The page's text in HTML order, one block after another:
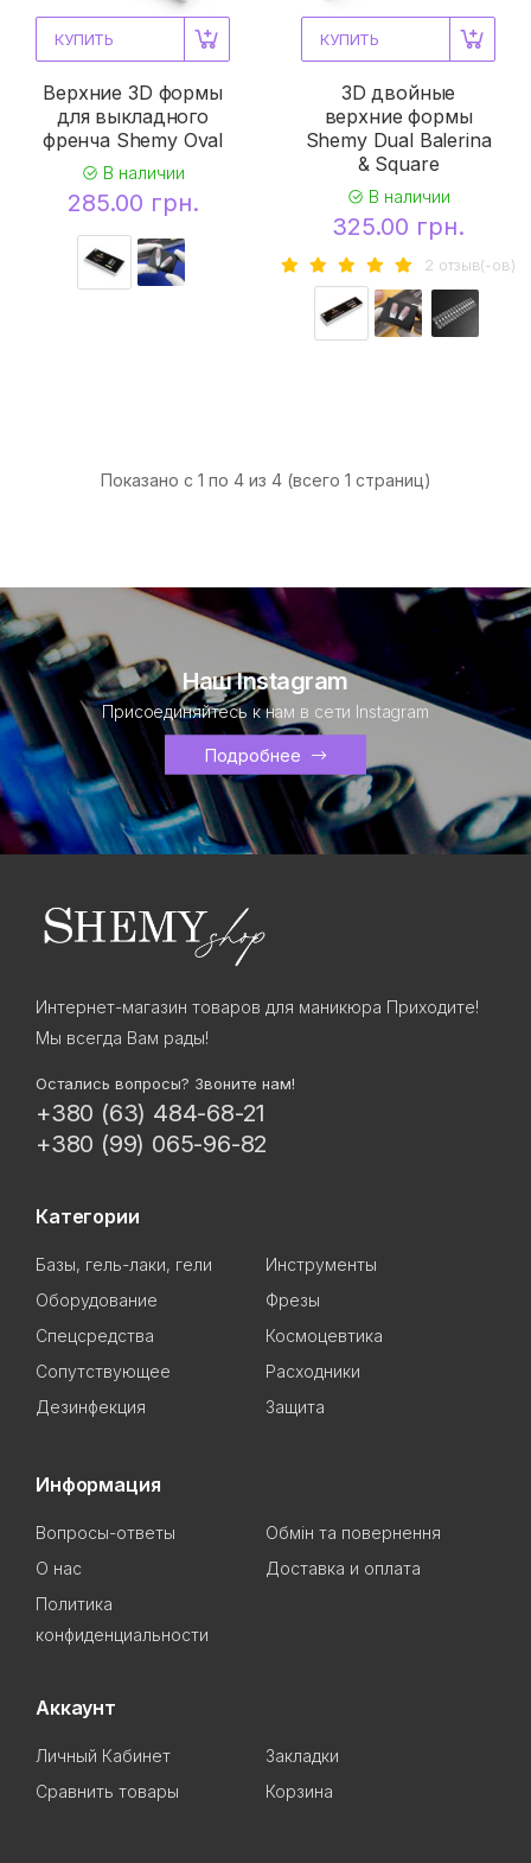
КУПИТЬ
Верхние 3D формы
для выкладного
френча Shemy Oval
В наличии
285.00 грн.
КУПИТЬ
3D двойные
верхние формы
Shemy Dual Balerina
& Square
В наличии
325.00 грн.
2 отзыв(-ов)
Показано с 1 по 4 из 4 (всего 1 страниц)
Наш Instagram
Присоединяйтесь к нам в сети Instagram
Подробнее
Интернет-магазин товаров для маникюра Приходите!
Мы всегда Вам рады!
Остались вопросы? Звоните нам!
+380 (63) 484-68-21
+380 (99) 065-96-82
Категории
Базы, гель-лаки, гели
Инструменты
Оборудование
Фрезы
Спецсредства
Космоцевтика
Сопутствующее
Расходники
Дезинфекция
Защита
Информация
Вопросы-ответы
Обмін та повернення
О нас
Доставка и оплата
Политика
конфиденциальности
Аккаунт
Личный Кабинет
Закладки
Сравнить товары
Корзина